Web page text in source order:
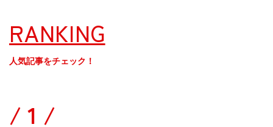
RANKING
人気記事をチェック！
/